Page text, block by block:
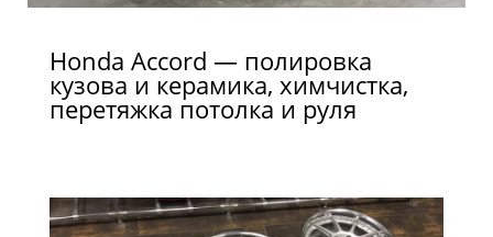
Honda Accord — полировка
кузова и керамика, химчистка,
перетяжка потолка и руля